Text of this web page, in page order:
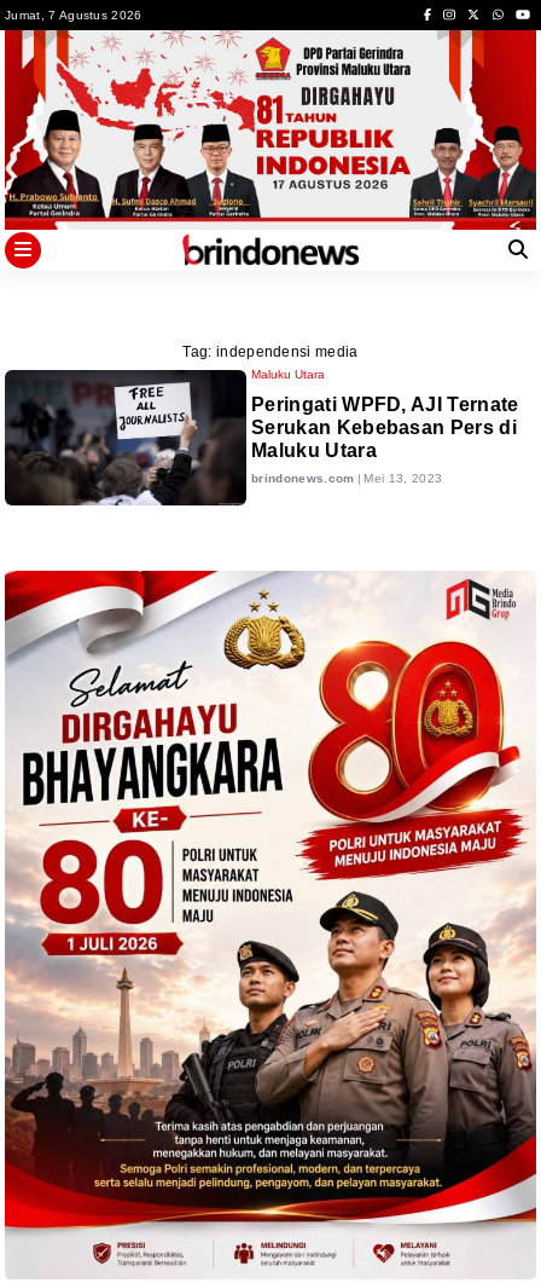
toJumat, 7 Agustus 2026
Tag: independensi media
Maluku Utara
Peringati WPFD, AJI Ternate
Serukan Kebebasan Pers di
Maluku Utara
brindonews.com | Mei 13, 2023